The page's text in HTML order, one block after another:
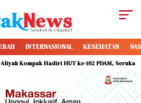
INTERNASIONAL KESEHATAN
Kompak Hadiri HUT ke-102 PDAM, Serukan